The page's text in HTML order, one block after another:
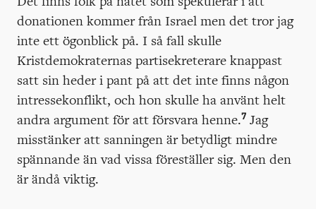
donationen kommer från Israel men det tror jag
inte ett ögonblick på. I så fall skulle
Kristdemokraternas partisekreterare knappast
satt sin heder i pant på att det inte finns någon
intressekonflikt, och hon skulle ha använt helt
andra argument för att försvara henne.7 Jag
misstänker att sanningen är betydligt mindre
spännande än vad vissa föreställer sig. Men den
är ändå viktig.